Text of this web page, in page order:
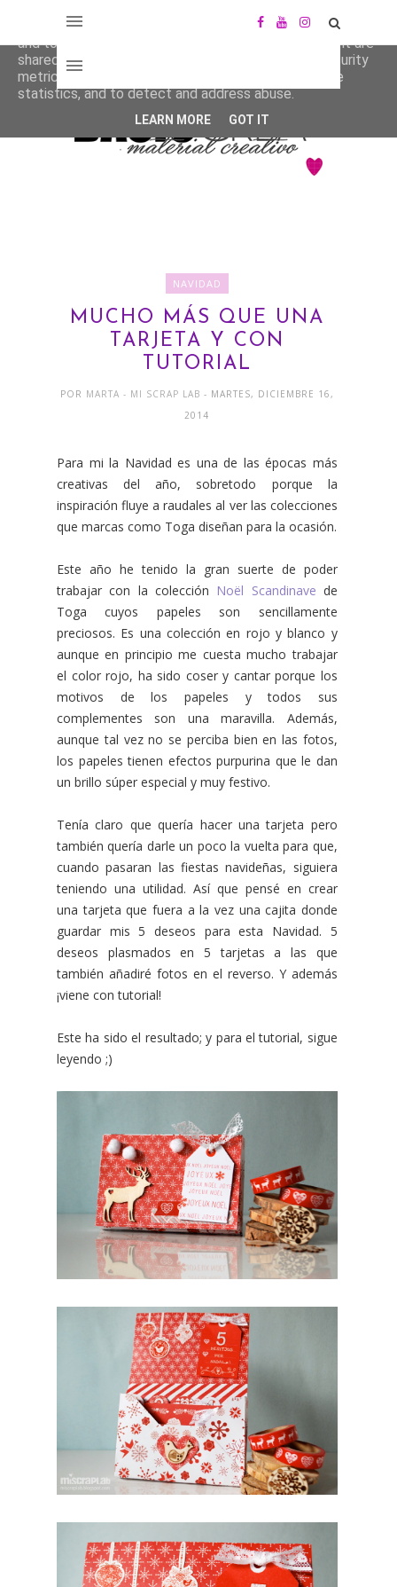
NAVIDAD
MUCHO MÁS QUE UNA
TARJETA Y CON
TUTORIAL
POR MARTA - MI SCRAP LAB - MARTES, DICIEMBRE 16,
2014
Para mi la Navidad es una de las épocas más
creativas del año, sobretodo porque la
inspiración fluye a raudales al ver las colecciones
que marcas como Toga diseñan para la ocasión.
Este año he tenido la gran suerte de poder
trabajar con la colección Noël Scandinave de
Toga cuyos papeles son sencillamente
preciosos. Es una colección en rojo y blanco y
aunque en principio me cuesta mucho trabajar
el color rojo, ha sido coser y cantar porque los
motivos de los papeles y todos sus
complementes son una maravilla. Además,
aunque tal vez no se perciba bien en las fotos,
los papeles tienen efectos purpurina que le dan
un brillo súper especial y muy festivo.
Tenía claro que quería hacer una tarjeta pero
también quería darle un poco la vuelta para que,
cuando pasaran las fiestas navideñas, siguiera
teniendo una utilidad. Así que pensé en crear
una tarjeta que fuera a la vez una cajita donde
guardar mis 5 deseos para esta Navidad. 5
deseos plasmados en 5 tarjetas a las que
también añadiré fotos en el reverso. Y además
¡viene con tutorial!
Este ha sido el resultado; y para el tutorial, sigue
leyendo ;)
This site uses cookies from Google to deliver its services
and to analyze traffic. Your IP address and user-agent are
shared with Google along with performance and security
metrics to ensure quality of service, generate usage
statistics, and to detect and address abuse.
LEARN MORE GOT IT